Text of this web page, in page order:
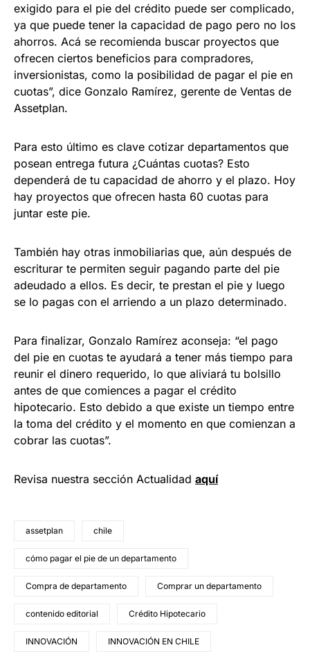
exigido para el pie del crédito puede ser complicado,
ya que puede tener la capacidad de pago pero no los
ahorros. Acá se recomienda buscar proyectos que
ofrecen ciertos beneficios para compradores,
inversionistas, como la posibilidad de pagar el pie en
cuotas”, dice Gonzalo Ramírez, gerente de Ventas de
Assetplan.
Para esto último es clave cotizar departamentos que
posean entrega futura ¿Cuántas cuotas? Esto
dependerá de tu capacidad de ahorro y el plazo. Hoy
hay proyectos que ofrecen hasta 60 cuotas para
juntar este pie.
También hay otras inmobiliarias que, aún después de
escriturar te permiten seguir pagando parte del pie
adeudado a ellos. Es decir, te prestan el pie y luego
se lo pagas con el arriendo a un plazo determinado.
Para finalizar, Gonzalo Ramírez aconseja: “el pago
del pie en cuotas te ayudará a tener más tiempo para
reunir el dinero requerido, lo que aliviará tu bolsillo
antes de que comiences a pagar el crédito
hipotecario. Esto debido a que existe un tiempo entre
la toma del crédito y el momento en que comienzan a
cobrar las cuotas”.
Revisa nuestra sección Actualidad aquí
assetplan chile
cómo pagar el pie de un departamento
Compra de departamento Comprar un departamento
contenido editorial Crédito Hipotecario
INNOVACIÓN INNOVACIÓN EN CHILE